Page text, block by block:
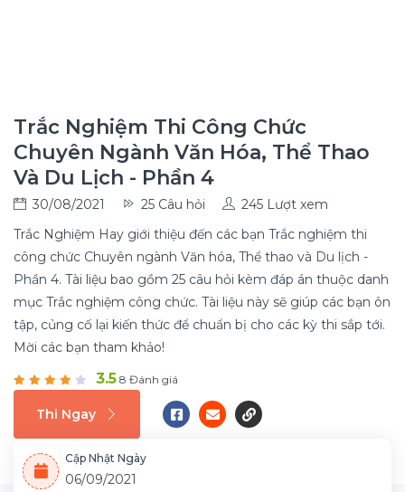
Trắc Nghiệm Thi Công Chức
Chuyên Ngành Văn Hóa, Thể Thao
Và Du Lịch - Phần 4
30/08/2021 25 Câu hỏi
245 Lượt xem
Trắc Nghiệm Hay giới thiệu đến các bạn Trắc nghiệm thi
công chức Chuyên ngành Văn hóa, Thể thao và Du lịch -
Phần 4. Tài liệu bao gồm 25 câu hỏi kèm đáp án thuộc danh
mục Trắc nghiệm công chức. Tài liệu này sẽ giúp các bạn ôn
tập, củng cố lại kiến thức để chuẩn bị cho các kỳ thi sắp tới.
Mời các bạn tham khảo!
3.5 8 Đánh giá
Thi Ngay
Cập Nhật Ngày
06/09/2021